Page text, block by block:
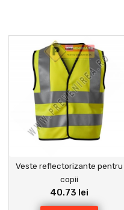
Veste reflectorizante pentru
copii
40.73 lei